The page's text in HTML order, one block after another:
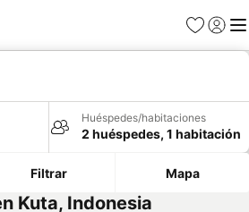
Favoritos
Iniciar
Huéspedes/habitaciones
2 huéspedes, 1 habitación
Filtrar Mapa
Kuta, Indonesia